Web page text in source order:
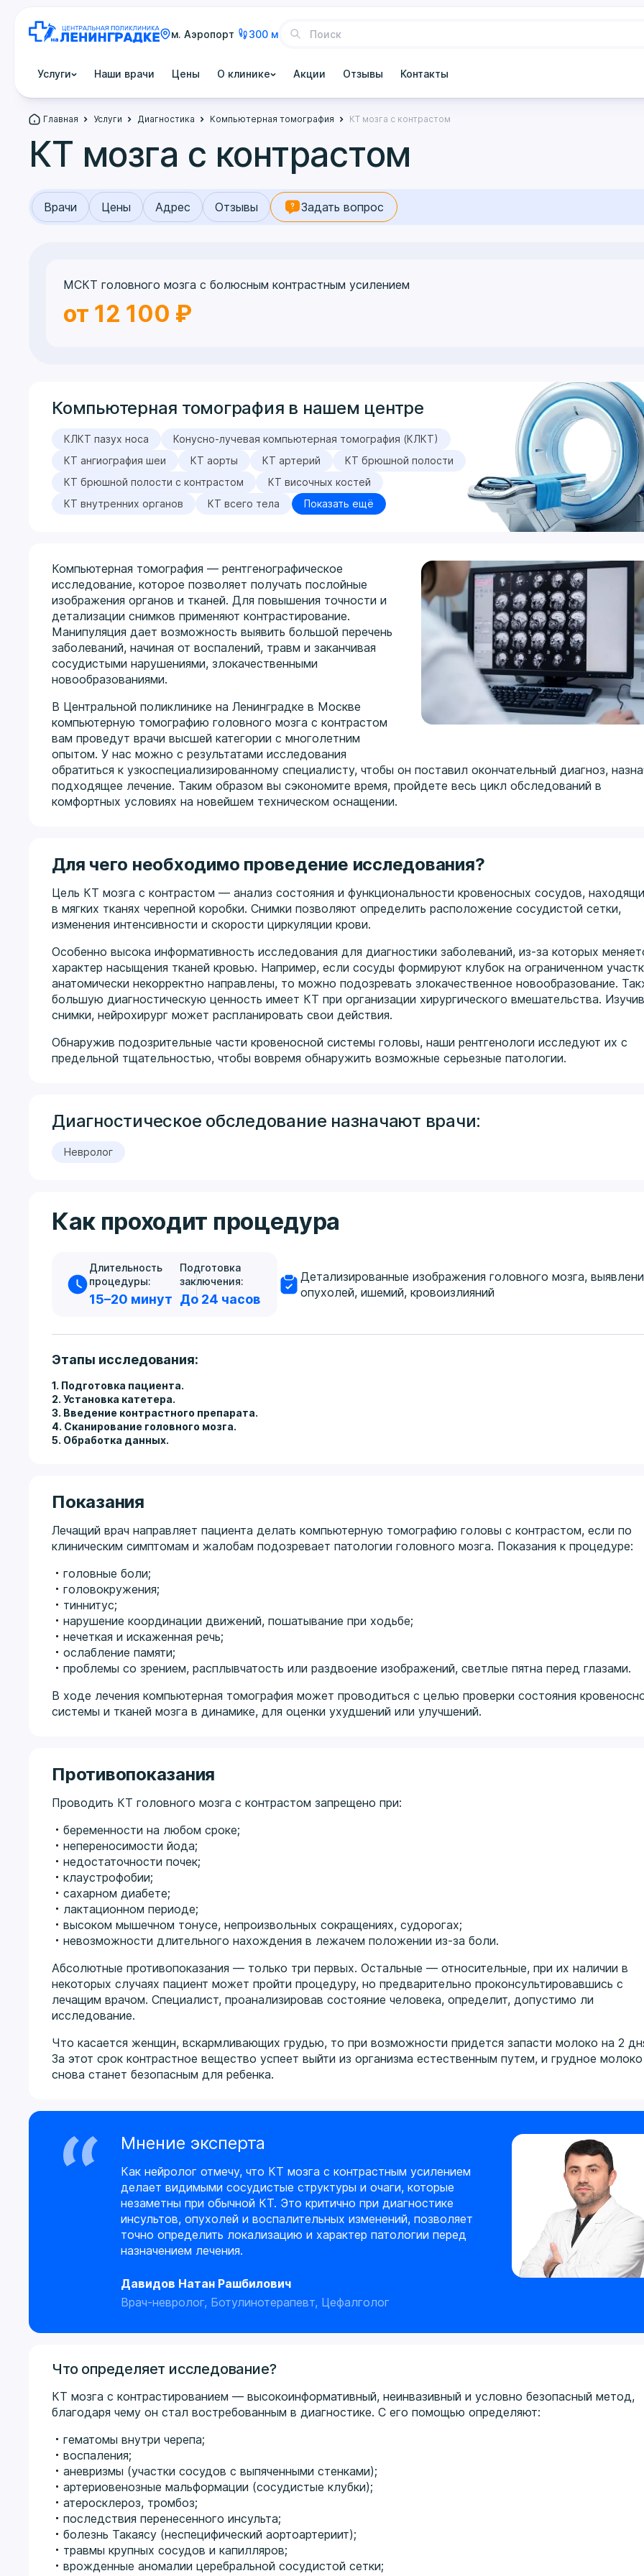
м. Аэропорт 300 м
Услуги Наши врачи Цены О клинике Акции Отзывы Контакты
Главная Услуги Диагностика Компьютерная томография КТ мозга с контрастом
КТ мозга с контрастом
Врачи Цены Адрес Отзывы Задать вопрос
МСКТ головного мозга с болюсным контрастным усилением
от 12 100 ₽
Компьютерная томография в нашем центре
КЛКТ пазух носа
Конусно-лучевая компьютерная томография (КЛКТ)
КТ ангиография шеи
КТ аорты КТ артерий
КТ брюшной полости
КТ брюшной полости с контрастом
КТ височных костей
КТ внутренних органов
КТ всего тела Показать ещё
Компьютерная томография — рентгенографическое
исследование, которое позволяет получать послойные
изображения органов и тканей. Для повышения точности и
детализации снимков применяют контрастирование.
Манипуляция дает возможность выявить большой перечень
заболеваний, начиная от воспалений, травм и заканчивая
сосудистыми нарушениями, злокачественными
новообразованиями.
В Центральной поликлинике на Ленинградке в Москве
компьютерную томографию головного мозга с контрастом
вам проведут врачи высшей категории с многолетним
опытом. У нас можно с результатами исследования
обратиться к узкоспециализированному специалисту, чтобы он поставил окончательный диагноз,
подходящее лечение. Таким образом вы сэкономите время, пройдете весь цикл обследований в
комфортных условиях на новейшем техническом оснащении.
Для чего необходимо проведение исследования?
Цель КТ мозга с контрастом — анализ состояния и функциональности кровеносных сосудов,
в мягких тканях черепной коробки. Снимки позволяют определить расположение сосудистой сетки,
изменения интенсивности и скорости циркуляции крови.
Особенно высока информативность исследования для диагностики заболеваний, из-за которых
характер насыщения тканей кровью. Например, если сосуды формируют клубок на ограниченном
анатомически некорректно направлены, то можно подозревать злокачественное новообразование.
большую диагностическую ценность имеет КТ при организации хирургического вмешательства. Изучив
снимки, нейрохирург может распланировать свои действия.
Обнаружив подозрительные части кровеносной системы головы, наши рентгенологи исследуют их с
предельной тщательностью, чтобы вовремя обнаружить возможные серьезные патологии.
Диагностическое обследование назначают врачи:
Невролог
Как проходит процедура
Длительность
процедуры:
15–20 минут
Подготовка
заключения:
До 24 часов
Детализированные изображения головного мозга,
опухолей, ишемий, кровоизлияний
Этапы исследования:
1. Подготовка пациента.
2. Установка катетера.
3. Введение контрастного препарата.
4. Сканирование головного мозга.
5. Обработка данных.
Показания
Лечащий врач направляет пациента делать компьютерную томографию головы с контрастом, если по
клиническим симптомам и жалобам подозревает патологии головного мозга. Показания к процедуре:
головные боли;
головокружения;
тиннитус;
нарушение координации движений, пошатывание при ходьбе;
нечеткая и искаженная речь;
ослабление памяти;
проблемы со зрением, расплывчатость или раздвоение изображений, светлые пятна перед глазами.
В ходе лечения компьютерная томография может проводиться с целью проверки состояния
системы и тканей мозга в динамике, для оценки ухудшений или улучшений.
Противопоказания
Проводить КТ головного мозга с контрастом запрещено при:
беременности на любом сроке;
непереносимости йода;
недостаточности почек;
клаустрофобии;
сахарном диабете;
лактационном периоде;
высоком мышечном тонусе, непроизвольных сокращениях, судорогах;
невозможности длительного нахождения в лежачем положении из-за боли.
Абсолютные противопоказания — только три первых. Остальные — относительные, при их наличии в
некоторых случаях пациент может пройти процедуру, но предварительно проконсультировавшись с
лечащим врачом. Специалист, проанализировав состояние человека, определит, допустимо ли
исследование.
Что касается женщин, вскармливающих грудью, то при возможности придется запасти молоко на 2
За этот срок контрастное вещество успеет выйти из организма естественным путем, и грудное молоко
снова станет безопасным для ребенка.
Мнение эксперта
Как нейролог отмечу, что КТ мозга с контрастным усилением
делает видимыми сосудистые структуры и очаги, которые
незаметны при обычной КТ. Это критично при диагностике
инсультов, опухолей и воспалительных изменений, позволяет
точно определить локализацию и характер патологии перед
назначением лечения.
Давидов Натан Рашбилович
Врач-невролог, Ботулинотерапевт, Цефалголог
Что определяет исследование?
КТ мозга с контрастированием — высокоинформативный, неинвазивный и условно безопасный метод,
благодаря чему он стал востребованным в диагностике. С его помощью определяют:
гематомы внутри черепа;
воспаления;
аневризмы (участки сосудов с выпяченными стенками);
артериовенозные мальформации (сосудистые клубки);
атеросклероз, тромбоз;
последствия перенесенного инсульта;
болезнь Такаясу (неспецифический аортоартериит);
травмы крупных сосудов и капилляров;
врожденные аномалии церебральной сосудистой сетки;